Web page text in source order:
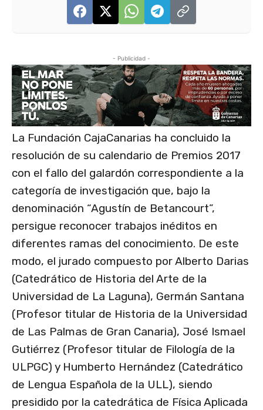
- Publicidad -
La Fundación CajaCanarias ha concluido la
resolución de su calendario de Premios 2017
con el fallo del galardón correspondiente a la
categoría de investigación que, bajo la
denominación “Agustín de Betancourt”,
persigue reconocer trabajos inéditos en
diferentes ramas del conocimiento. De este
modo, el jurado compuesto por Alberto Darias
(Catedrático de Historia del Arte de la
Universidad de La Laguna), Germán Santana
(Profesor titular de Historia de la Universidad
de Las Palmas de Gran Canaria), José Ismael
Gutiérrez (Profesor titular de Filología de la
ULPGC) y Humberto Hernández (Catedrático
de Lengua Española de la ULL), siendo
presidido por la catedrática de Física Aplicada